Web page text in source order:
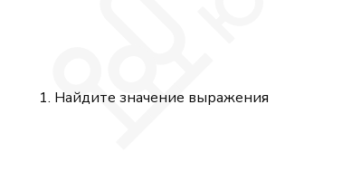
Найдите значение выражения